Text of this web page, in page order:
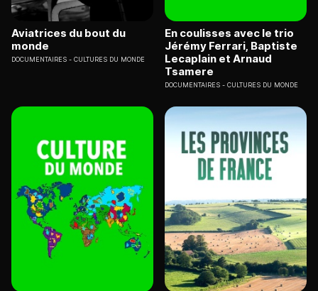
Aviatrices du bout du
monde
DOCUMENTAIRES CULTURES DU MONDE
En coulisses avec le trio
Jérémy Ferrari, Baptiste
Lecaplain et Arnaud
Tsamere
DOCUMENTAIRES CULTURES DU MONDE